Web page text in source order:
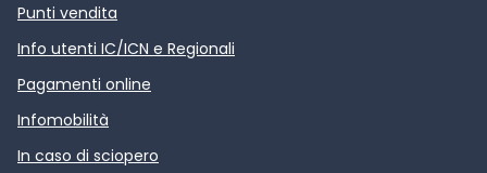
Punti vendita
Info utenti IC/ICN e Regionali
Pagamenti online
Infomobilità
In caso di sciopero